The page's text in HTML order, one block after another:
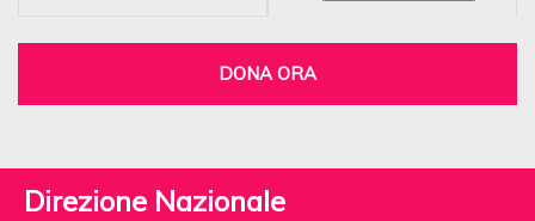
DONA ORA
Direzione Nazionale